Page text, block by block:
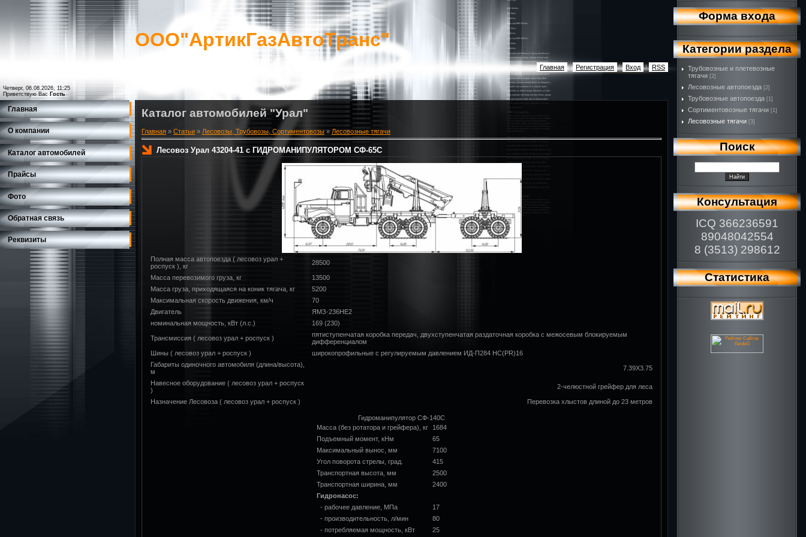
Четверг, 06.08.2026, 11:25
Приветствую Вас Гость
ООО"АртикГазАвтоТранс"
Главная | Регистрация | Вход | RSS
Главная
О компании
Каталог автомобилей
Прайсы
Фото
Обратная связь
Реквизиты
Каталог автомобилей "Урал"
Главная » Статьи » Лесовозы, Трубовозы, Сортиментовозы » Лесовозные тягачи
Лесовоз Урал 43204-41 с ГИДРОМАНИПУЛЯТОРОМ СФ-65С
Полная масса автопоезда ( лесовоз урал +
роспуск ), кг
28500
Масса перевозимого груза, кг
13500
Масса груза, приходящаяся на коник тягача, кг
5200
Максимальная скорость движения, км/ч
70
Двигатель
ЯМЗ-236НЕ2
номинальная мощность, кВт (л.с.)
169 (230)
Трансмиссия ( лесовоз урал + роспуск )
пятиступенчатая коробка передач, двухступенчатая раздаточная коробка с межосевым блокируемым
дифференциалом
Шины ( лесовоз урал + роспуск )
широкопрофильные с регулируемым давлением ИД-П284 НС(PR)16
Габариты одиночного автомобиля (длина/высота),
м
7.39Х3.75
Навесное оборудование ( лесовоз урал + роспуск
)
2-челюстной грейфер для леса
Назначение Лесовоза ( лесовоз урал + роспуск ) Перевозка хлыстов длиной до 23 метров
Гидроманипулятор СФ-140С
Масса (без ротатора и грейфера), кг
1684
Подъемный момент, кНм
65
Максимальный вынос, мм
7100
Угол поворота стрелы, град.
415
Транспортная высота, мм
2500
Транспортная ширина, мм
2400
Гидронасос:
- рабочее давление, МПа
17
- производительность, л/мин
80
- потребляемая мощность, кВт
25
Форма входа
Категории раздела
Трубовозные и плетевозные
тягачи [2]
Лесовозные автопоезда [2]
Трубовозные автопоезда [1]
Сортиментовозные тягачи [1]
Лесовозные тягачи [3]
Поиск
Консультация
ICQ 366236591
89048042554
8 (3513) 298612
Статистика